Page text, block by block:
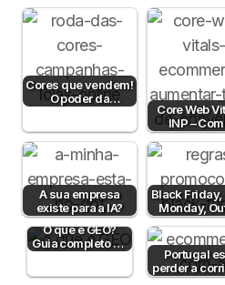
Cores que vendem!
O poder da
psicologia da cor
Core Web
INP –
A sua empresa
existe para a IA?
Black Friday,
Monday,
Dia sem IVA!
O que é GEO?
Guia completo de
Generative
Portugal
perder a
IA no e-